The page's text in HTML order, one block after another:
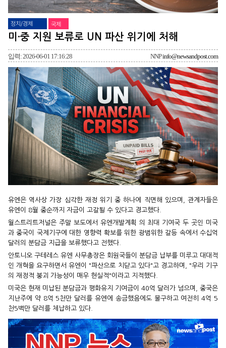
정치/경제 국제
미·중 지원 보류로 UN 파산 위기에 처해
입력: 2026-06-01 17:16:28 NNPinfo@newsandpost.com
유엔은 역사상 가장 심각한 재정 위기 중 하나에 직면해 있으며, 관계자들은
유엔이 8월 중순까지 자금이 고갈될 수 있다고 경고했다.
월스트리트저널은 주말 보도에서 유엔개발계획 의 최대 기여국 두 곳인 미국
과 중국이 국제기구에 대한 영향력 확보를 위한 광범위한 갈등 속에서 수십억
달러의 분담금 지급을 보류했다고 전했다.
안토니오 구테레스 유엔 사무총장은 회원국들이 분담금 납부를 미루고 대대적
인 개혁을 요구하면서 유엔이 "파산으로 치닫고 있다"고 경고하며, "우리 기구
의 재정적 붕괴 가능성이 매우 현실적"이라고 지적했다.
미국은 현재 미납된 분담금과 평화유지 기여금이 40억 달러가 넘으며, 중국은
지난주에 약 8억 5천만 달러를 유엔에 송금했음에도 불구하고 여전히 4억 5
천5백만 달러를 체납하고 있다.